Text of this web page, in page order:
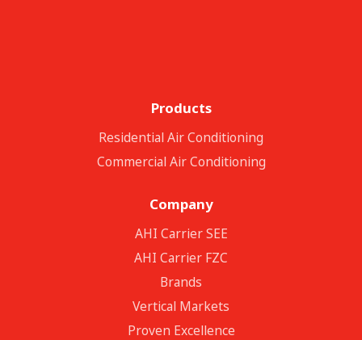
Products
Residential Air Conditioning
Commercial Air Conditioning
Company
ΑΗΙ Carrier SEE
AHI Carrier FZC
Brands
Vertical Markets
Proven Excellence